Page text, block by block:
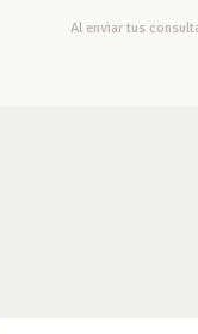
Al enviar tus